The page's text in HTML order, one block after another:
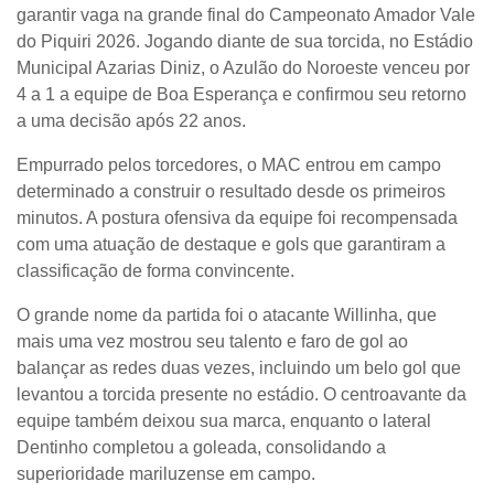
garantir vaga na grande final do Campeonato Amador Vale
do Piquiri 2026. Jogando diante de sua torcida, no Estádio
Municipal Azarias Diniz, o Azulão do Noroeste venceu por
4 a 1 a equipe de Boa Esperança e confirmou seu retorno
a uma decisão após 22 anos.
Empurrado pelos torcedores, o MAC entrou em campo
determinado a construir o resultado desde os primeiros
minutos. A postura ofensiva da equipe foi recompensada
com uma atuação de destaque e gols que garantiram a
classificação de forma convincente.
O grande nome da partida foi o atacante Willinha, que
mais uma vez mostrou seu talento e faro de gol ao
balançar as redes duas vezes, incluindo um belo gol que
levantou a torcida presente no estádio. O centroavante da
equipe também deixou sua marca, enquanto o lateral
Dentinho completou a goleada, consolidando a
superioridade mariluzense em campo.